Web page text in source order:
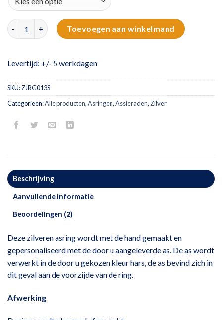
Zilveren sierlijke asring met hars | zirkonia's aantal
Toevoegen aan winkelmand
Levertijd: +/- 5 werkdagen
SKU:ZJRG013S
Categorieën:Alle producten,Asringen,Assieraden, Zilver
Beschrijving
Aanvullende informatie
Beoordelingen (2)
Deze zilveren asring wordt met de hand gemaakt en
gepersonaliseerd met de door u aangeleverde as. De as wordt
verwerkt in de door u gekozen kleur hars, de as bevind zich in
dit geval aan de voorzijde van de ring.
Afwerking